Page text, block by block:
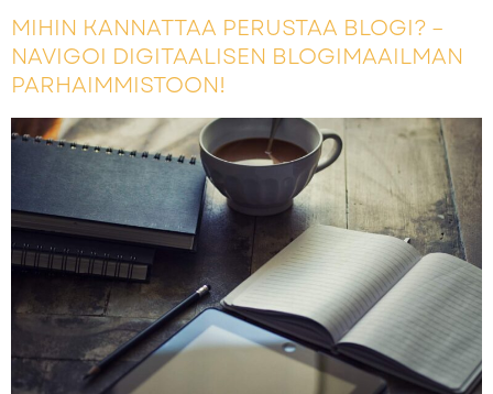
MIHIN KANNATTAA PERUSTAA BLOGI? –
NAVIGOI DIGITAALISEN BLOGIMAAILMAN
PARHAIMMISTOON!